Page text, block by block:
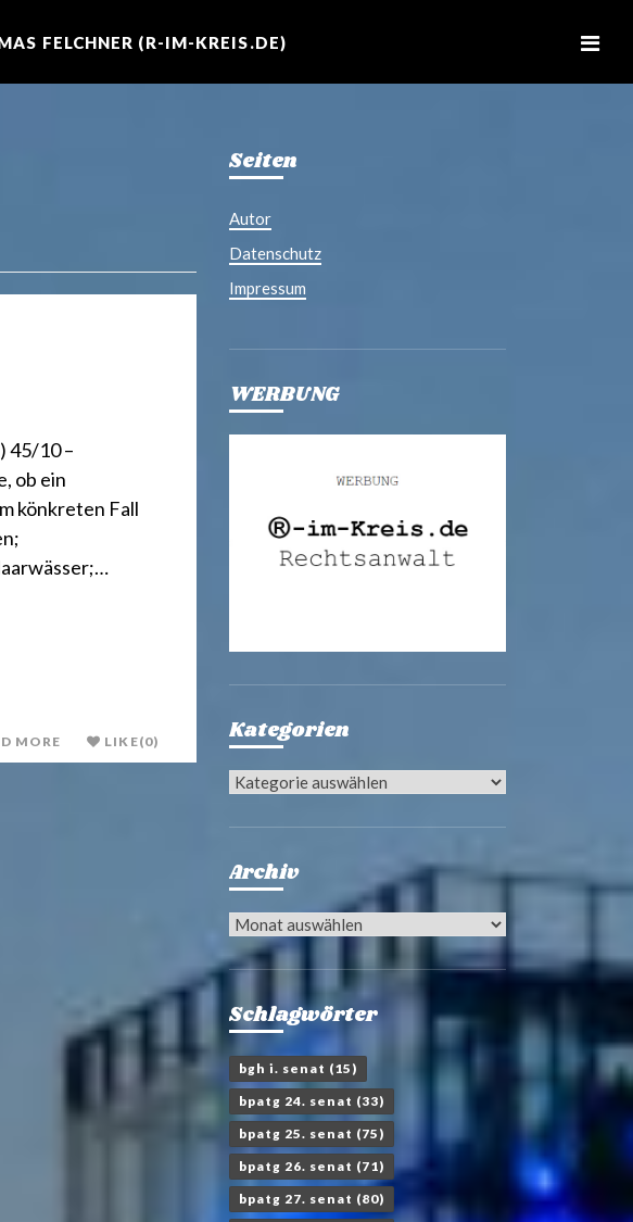
FELCHNER (R-IM-KREIS.DE)
45/10 –
ob ein
könkreten Fall
MORE LIKE(0)
Seiten
Autor
Datenschutz
Impressum
WERBUNG
Kategorien
Kategorien
Archiv
Archiv
Schlagwörter
bgh i. senat (15)
bpatg 24. senat (33)
bpatg 25. senat (75)
bpatg 26. senat (71)
bpatg 27. senat (80)